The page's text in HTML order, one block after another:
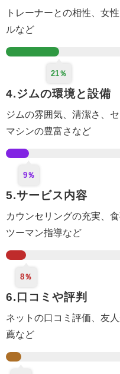
トレーナーとの相性、女
ルなど
21％
4.ジムの環境と設備
ジムの雰囲気、清潔さ、
マシンの豊富さなど
9％
5.サービス内容
カウンセリングの充実 、
ツーマン指導など
8％
6.口コミや評判
ネットの口コミ評価、 友
薦など